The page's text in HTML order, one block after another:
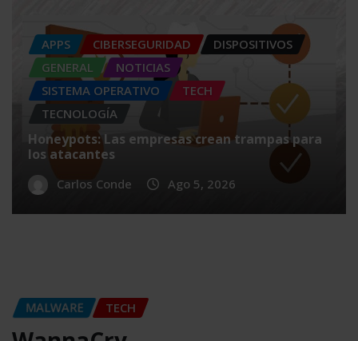
APPS CIBERSEGURIDAD
DISPOSITIVOS
GENERAL
NOTICIAS
SISTEMA OPERATIVO
TECH
TECNOLOGÍA
Honeypots: Las empresas crean trampas para
los atacantes
Carlos Conde Ago 5, 2026
MALWARE TECH